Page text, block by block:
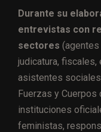
Durante su
entrevistas con
sectores
judicatura,
asistentes
Fuerzas y Cuerpos
instituciones
feministas,